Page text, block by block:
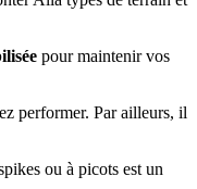
pour maintenir vos
performer. Par ailleurs, il
ou à picots est un